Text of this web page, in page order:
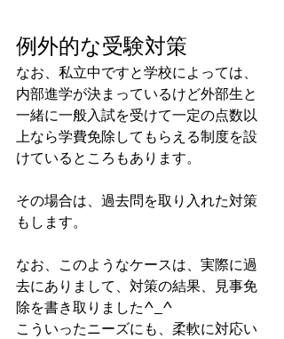
例外的な受験対策
なお、私立中ですと学校によっては、
内部進学が決まっているけど外部生と
一緒に一般入試を受けて一定の点数以
上なら学費免除してもらえる制度を設
けているところもあります。
その場合は、過去問を取り入れた対策
もします。
なお、このようなケースは、実際に過
去にありまして、対策の結果、見事免
除を書き取りました^_^
こういったニーズにも、柔軟に対応い